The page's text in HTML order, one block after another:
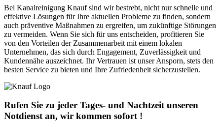
Bei Kanalreinigung Knauf sind wir bestrebt, nicht nur schnelle und
effektive Lösungen für Ihre aktuellen Probleme zu finden, sondern
auch präventive Maßnahmen zu ergreifen, um zukünftige Störungen
zu vermeiden. Wenn Sie sich für uns entscheiden, profitieren Sie
von den Vorteilen der Zusammenarbeit mit einem lokalen
Unternehmen, das sich durch Engagement, Zuverlässigkeit und
Kundennähe auszeichnet. Ihr Vertrauen ist unser Ansporn, stets den
besten Service zu bieten und Ihre Zufriedenheit sicherzustellen.
Rufen Sie zu jeder Tages- und Nachtzeit unseren
Notdienst an, wir kommen sofort !